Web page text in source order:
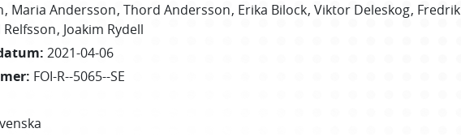
Maria Andersson Thord Andersson Erika Bilock Viktor Deleskog Fredrik
Relfsson Joakim Rydell
: 2021-04-06
: FOI-R--5065--SE